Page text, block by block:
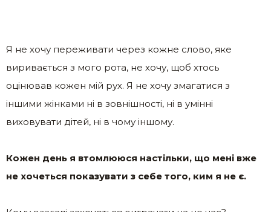
Я не хочу переживати через кожне слово, яке
виривається з мого рота, не хочу, щоб хтось
оцінював кожен мій рух. Я не хочу змагатися з
іншими жінками ні в зовнішності, ні в умінні
виховувати дітей, ні в чому іншому.
Кожен день я втомлююся настільки, що мені вже
не хочеться показувати з себе того, ким я не є.